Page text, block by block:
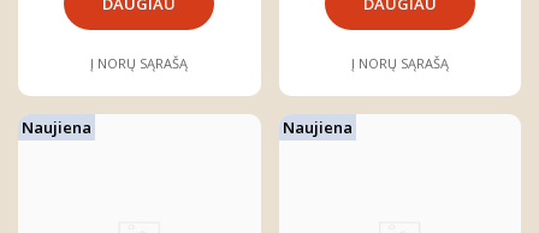
Į NORŲ SĄRAŠĄ Į NORŲ SĄRAŠĄ
Naujiena Naujiena